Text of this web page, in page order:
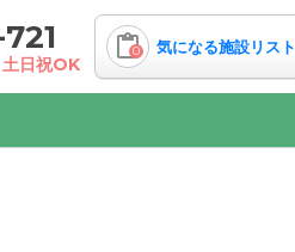
土日祝OK
0 気になる施設リスト